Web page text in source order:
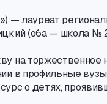
— лауреат
(оба — школа №
на
в профильные
о детях,